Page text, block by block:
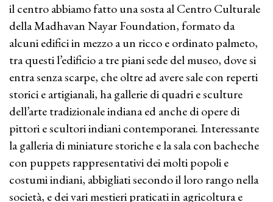
il centro abbiamo fatto una sosta al Centro Culturale
della Madhavan Nayar Foundation, formato da
alcuni edifici in mezzo a un ricco e ordinato palmeto,
tra questi l’edificio a tre piani sede del museo, dove si
entra senza scarpe, che oltre ad avere sale con reperti
storici e artigianali, ha gallerie di quadri e sculture
dell’arte tradizionale indiana ed anche di opere di
pittori e scultori indiani contemporanei. Interessante
la galleria di miniature storiche e la sala con bacheche
con puppets rappresentativi dei molti popoli e
costumi indiani, abbigliati secondo il loro rango nella
società, e dei vari mestieri praticati in agricoltura e